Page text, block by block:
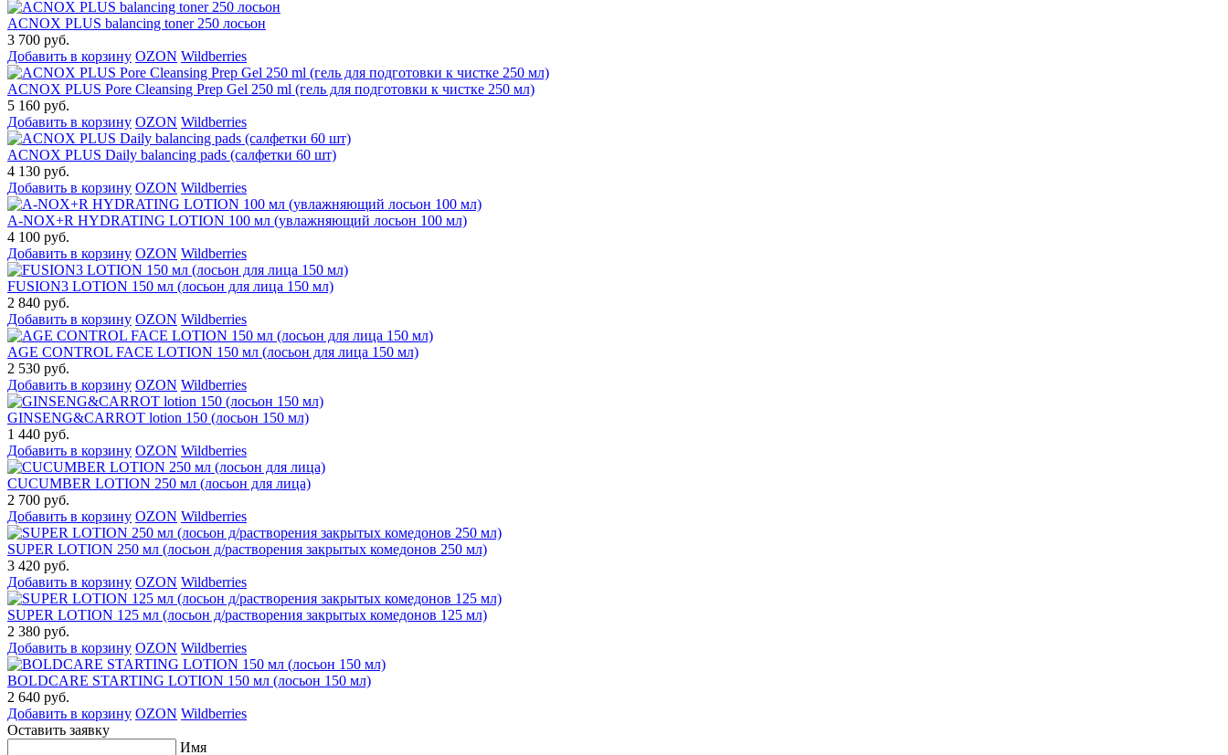
ACNOX PLUS balancing toner 250 лосьон
3 700 руб.
Добавить в корзину OZON Wildberries
ACNOX PLUS Pore Cleansing Prep Gel 250 ml (гель для подготовки к чистке 250 мл)
5 160 руб.
Добавить в корзину OZON Wildberries
ACNOX PLUS Daily balancing pads (салфетки 60 шт)
4 130 руб.
Добавить в корзину OZON Wildberries
A-NOX+R HYDRATING LOTION 100 мл (увлажняющий лосьон 100 мл)
4 100 руб.
Добавить в корзину OZON Wildberries
FUSION3 LOTION 150 мл (лосьон для лица 150 мл)
2 840 руб.
Добавить в корзину OZON Wildberries
AGE CONTROL FACE LOTION 150 мл (лосьон для лица 150 мл)
2 530 руб.
Добавить в корзину OZON Wildberries
GINSENG&CARROT lotion 150 (лосьон 150 мл)
1 440 руб.
Добавить в корзину OZON Wildberries
CUCUMBER LOTION 250 мл (лосьон для лица)
2 700 руб.
Добавить в корзину OZON Wildberries
SUPER LOTION 250 мл (лосьон д/растворения закрытых комедонов 250 мл)
3 420 руб.
Добавить в корзину OZON Wildberries
SUPER LOTION 125 мл (лосьон д/растворения закрытых комедонов 125 мл)
2 380 руб.
Добавить в корзину OZON Wildberries
BOLDCARE STARTING LOTION 150 мл (лосьон 150 мл)
2 640 руб.
Добавить в корзину OZON Wildberries
Оставить заявку
Имя